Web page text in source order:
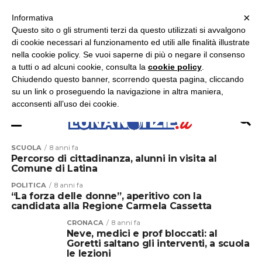
ASCOLTA RADIO LUNA
SCUOLA 8 anni fa
Percorso di cittadinanza, alunni in visita al
Comune di Latina
POLITICA 8 anni fa
“La forza delle donne”, aperitivo con la
candidata alla Regione Carmela Cassetta
CRONACA 8 anni fa
Neve, medici e prof bloccati: al
Goretti saltano gli interventi, a scuola
le lezioni
×
×
Informativa
Questo sito o gli strumenti terzi da questo utilizzati si avvalgono
di cookie necessari al funzionamento ed utili alle finalità illustrate
nella cookie policy. Se vuoi saperne di più o negare il consenso
a tutti o ad alcuni cookie, consulta la cookie policy
Chiudendo questo banner, scorrendo questa pagina, cliccando
su un link o proseguendo la navigazione in altra maniera,
acconsenti all’uso dei cookie.